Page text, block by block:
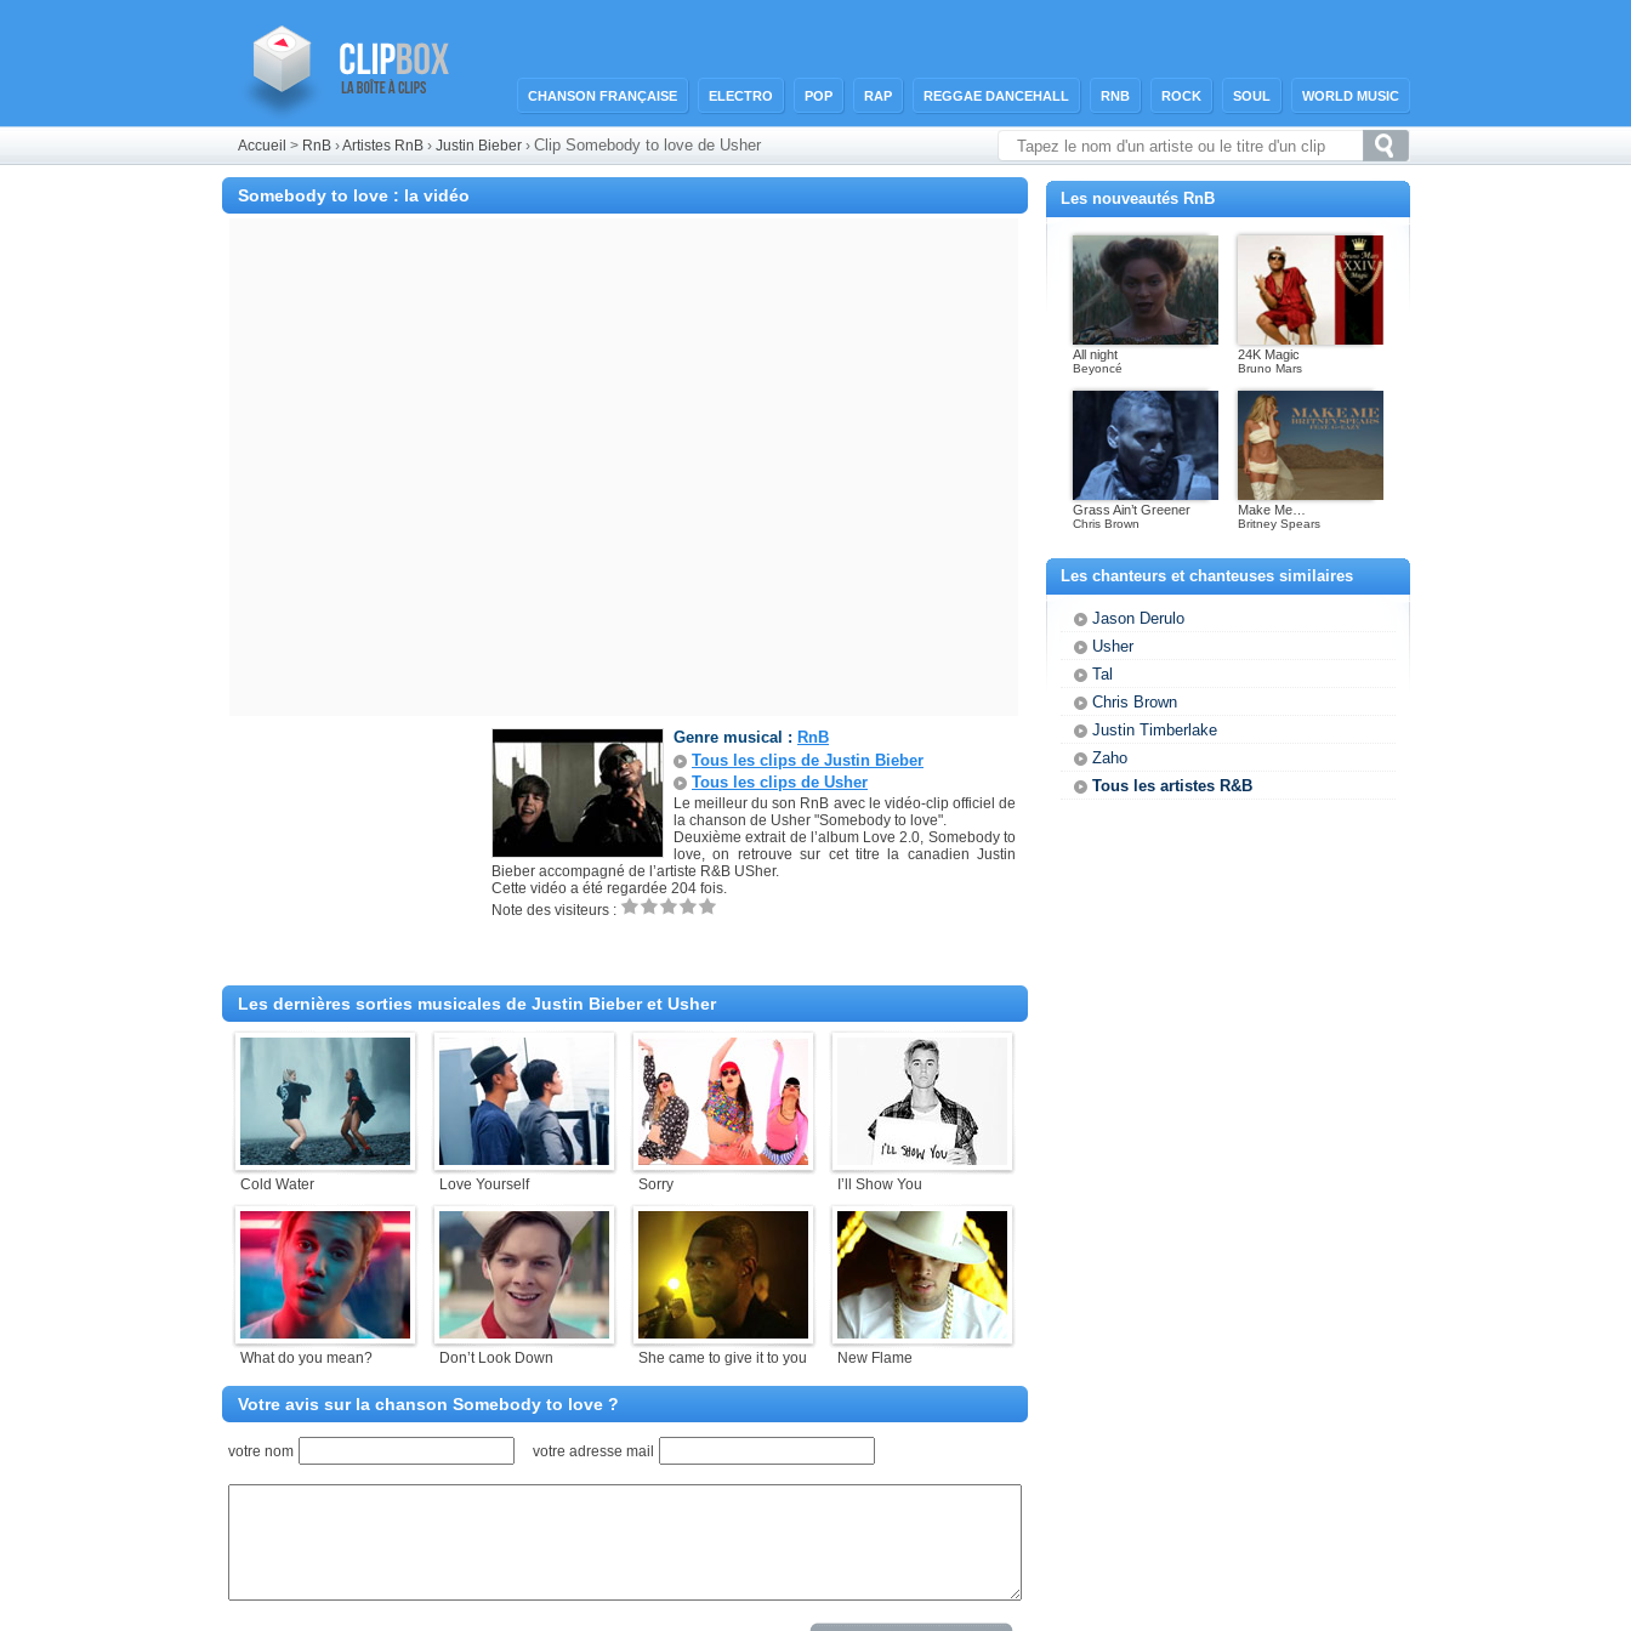
CHANSON FRANÇAISE ELECTRO POP RAP REGGAE DANCEHALL RNB ROCK SOUL WORLD MUSIC
Accueil > RnB ›Artistes RnB › Justin Bieber › Clip Somebody to love de Usher
Somebody to love : la vidéo
Genre musical : RnB
Tous les clips de Justin Bieber
Tous les clips de Usher
Le meilleur du son RnB avec le vidéo-clip officiel de
la chanson de Usher "Somebody to love".
Deuxième extrait de l’album Love 2.0, Somebody to
love, on retrouve sur cet titre la canadien Justin
Bieber accompagné de l’artiste R&B USher.
Cette vidéo a été regardée 204 fois.
Note des visiteurs :
Les dernières sorties musicales de Justin Bieber et Usher
Cold Water Love Yourself Sorry I’ll Show You
What do you mean? Don’t Look Down She came to give it to you New Flame
Votre avis sur la chanson Somebody to love ?
votre nom votre adresse mail
Les nouveautés RnB
All night
Beyoncé
24K Magic
Bruno Mars
Grass Ain’t Greener
Chris Brown
Make Me…
Britney Spears
Les chanteurs et chanteuses similaires
Jason Derulo
Usher
Tal
Chris Brown
Justin Timberlake
Zaho
Tous les artistes R&B